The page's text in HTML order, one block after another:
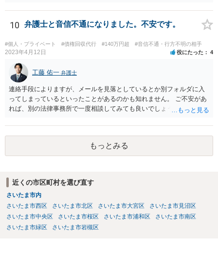
あった場合に意味が生じる議論だと思われます。） 質問２： 調停申立
てをすること自体は可能ですが、相手方が調停に出席して話し合いに
よる解決に応じない限り、実効性はほとんどないと思われます。 質問
３： 仮に裁判になったとしても、口論中の発言で合意成立が認定され
ることは考え難いと思われます。
10 弁護士と音信不通になりました。不安です。
#個人・プライベート #債権回収代行 #140万円超 #音信不通・行方不明の相手
2023年4月12日 役にたった 4
工藤 佑一 弁護士
連絡手段によりますが、メールを見落としているとか別フォルダに入
ってしまっているといったことがあるのかも知れません。 ご不安があ
れば、別の法律事務所で一度相談してみても良いでしょう。
もっとみる
近くの市区町村を選び直す
さいたま市内
さいたま市西区
さいたま市北区 さいたま市大宮区
さいたま市見沼区
さいたま市中央区
さいたま市桜区 さいたま市浦和区
さいたま市南区
さいたま市緑区
さいたま市岩槻区